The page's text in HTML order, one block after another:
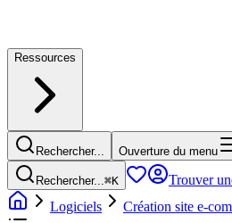
Ressources
Rechercher... Ouverture du menu
Rechercher...⌘K
Trouver
Logiciels
Création site e-